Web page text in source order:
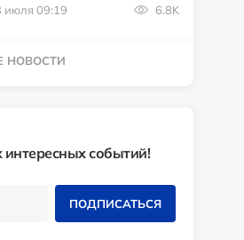
июля 09:19 6.8K
НОВОСТИ
интересных событий!
ПОДПИСАТЬСЯ